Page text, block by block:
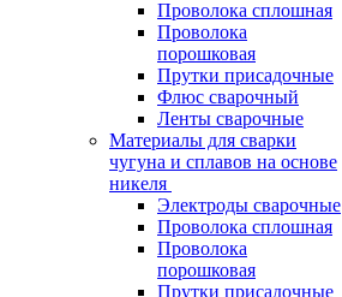
Проволока сплошная
Проволока
порошковая
Прутки присадочные
Флюс сварочный
Ленты сварочные
Материалы для сварки
чугуна и сплавов на основе
никеля
Электроды сварочные
Проволока сплошная
Проволока
порошковая
Прутки присадочные